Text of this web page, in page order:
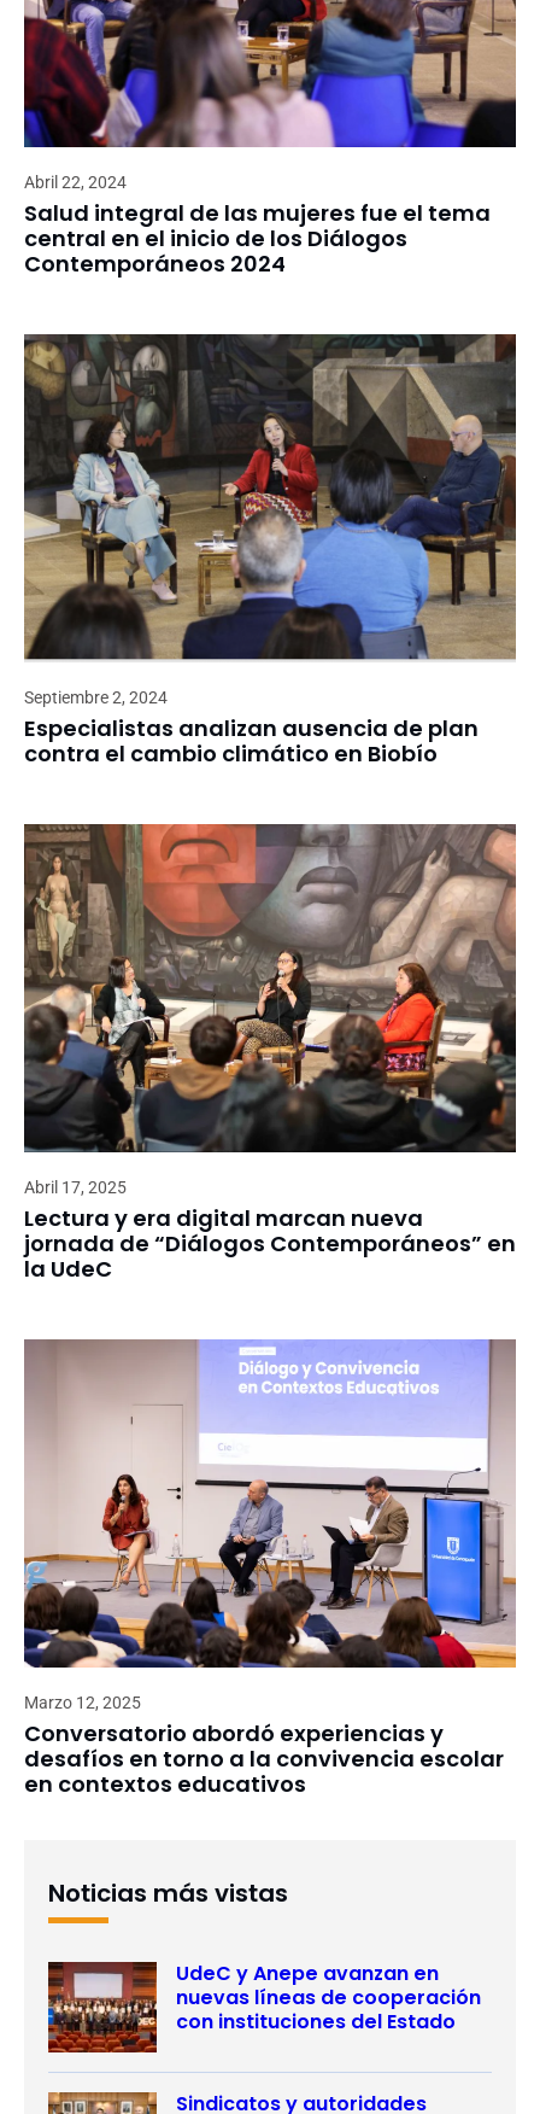
Abril 22, 2024
Salud integral de las mujeres fue el tema
central en el inicio de los Diálogos
Contemporáneos 2024
Septiembre 2, 2024
Especialistas analizan ausencia de plan
contra el cambio climático en Biobío
Abril 17, 2025
Lectura y era digital marcan nueva
jornada de “Diálogos Contemporáneos” en
la UdeC
Marzo 12, 2025
Conversatorio abordó experiencias y
desafíos en torno a la convivencia escolar
en contextos educativos
Noticias más vistas
UdeC y Anepe avanzan en
nuevas líneas de cooperación
con instituciones del Estado
Sindicatos y autoridades